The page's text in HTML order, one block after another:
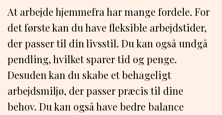
At arbejde hjemmefra har mange fordele. For
det første kan du have fleksible arbejdstider,
der passer til din livsstil. Du kan også undgå
pendling, hvilket sparer tid og penge.
Desuden kan du skabe et behageligt
arbejdsmiljø, der passer præcis til dine
behov. Du kan også have bedre balance